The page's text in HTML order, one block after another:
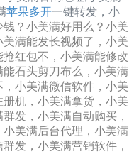
苹果多开一键转发，小
？小美满好用么？小美
满能发长视频了，小美
红包不，小美满能修改
石头剪刀布么，小美满
小美满微信软件，小美
机，小美满拿货，小美
发，小美满自动购买，
美满后台代理，小美满
发，小美满营销软件，